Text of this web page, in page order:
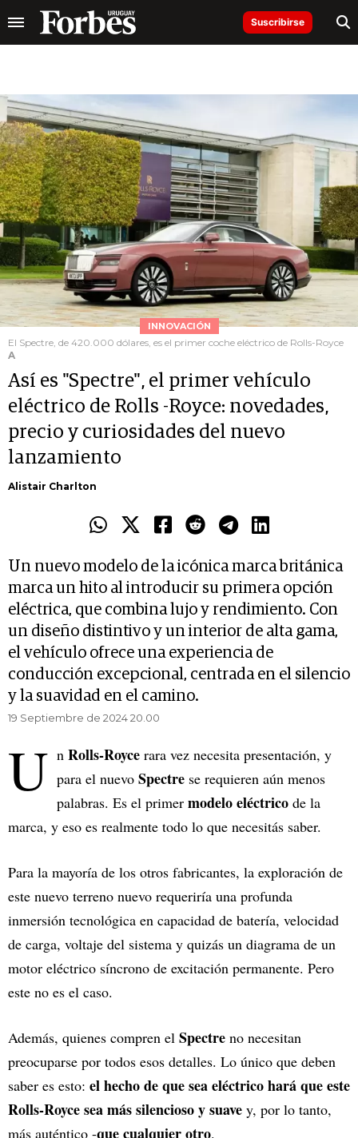
Suscribirse
INNOVACIÓN
El Spectre, de 420.000 dólares, es el primer coche eléctrico de Rolls-Royce
A
Así es "Spectre", el primer vehículo
eléctrico de Rolls -Royce: novedades,
precio y curiosidades del nuevo
lanzamiento
Alistair Charlton
Un nuevo modelo de la icónica marca británica
marca un hito al introducir su primera opción
eléctrica, que combina lujo y rendimiento. Con
un diseño distintivo y un interior de alta gama,
el vehículo ofrece una experiencia de
conducción excepcional, centrada en el silencio
y la suavidad en el camino.
19 Septiembre de 2024 20.00
U n Rolls-Royce rara vez necesita presentación, y
para el nuevo Spectre se requieren aún menos
palabras. Es el primer modelo eléctrico de la
marca, y eso es realmente todo lo que necesitás saber.
Para la mayoría de los otros fabricantes, la exploración de
este nuevo terreno nuevo requeriría una profunda
inmersión tecnológica en capacidad de batería, velocidad
de carga, voltaje del sistema y quizás un diagrama de un
motor eléctrico síncrono de excitación permanente. Pero
este no es el caso.
Además, quienes compren el Spectre no necesitan
preocuparse por todos esos detalles. Lo único que deben
saber es esto: el hecho de que sea eléctrico hará que este
Rolls-Royce sea más silencioso y suave y, por lo tanto,
más auténtico -que cualquier otro.